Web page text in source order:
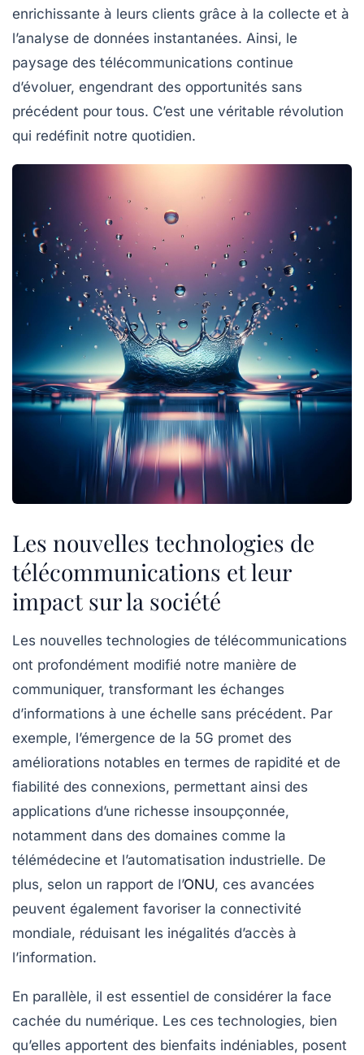
enrichissante à leurs clients grâce à la collecte et à
l’analyse de données instantanées. Ainsi, le
paysage des télécommunications continue
d’évoluer, engendrant des opportunités sans
précédent pour tous. C’est une véritable révolution
qui redéfinit notre quotidien.
Les nouvelles technologies de
télécommunications et leur
impact sur la société
Les nouvelles technologies de télécommunications
ont profondément modifié notre manière de
communiquer, transformant les échanges
d’informations à une échelle sans précédent. Par
exemple, l’émergence de la 5G promet des
améliorations notables en termes de rapidité et de
fiabilité des connexions, permettant ainsi des
applications d’une richesse insoupçonnée,
notamment dans des domaines comme la
télémédecine et l’automatisation industrielle. De
plus, selon un rapport de l’ONU, ces avancées
peuvent également favoriser la connectivité
mondiale, réduisant les inégalités d’accès à
l’information.
En parallèle, il est essentiel de considérer la face
cachée du numérique. Les ces technologies, bien
qu’elles apportent des bienfaits indéniables, posent